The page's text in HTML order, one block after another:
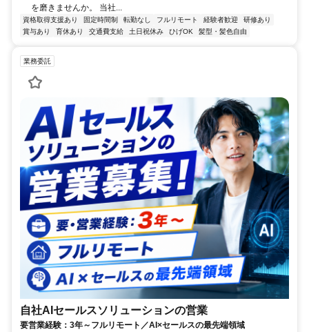
を磨きませんか。 当社...
資格取得支援あり 固定時間制 転勤なし フルリモート 経験者歓迎
研修あり
賞与あり
育休あり 交通費支給 土日祝休み ひげOK 髪型・髪色自由
業務委託
自社AIセールスソリューションの営業
要営業経験：3年～フルリモート／AI×セールスの最先端領域